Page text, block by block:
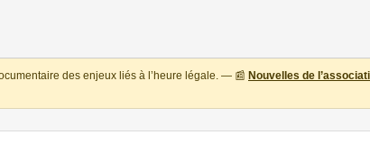
des enjeux liés à l’heure légale. — 📰 Nouvelles de